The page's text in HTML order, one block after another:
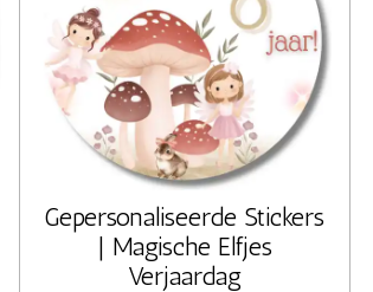
Gepersonaliseerde Stickers
| Magische Elfjes
Verjaardag